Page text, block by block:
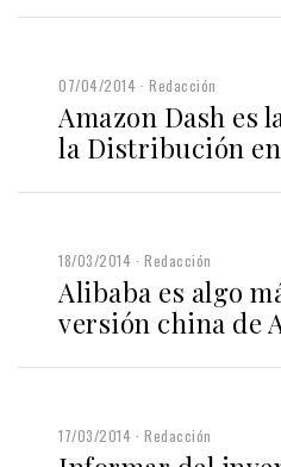
07/04/2014 Redacción
Amazon Dash es
la Distribución
18/03/2014 Redacción
Alibaba es algo
versión china de
17/03/2014 Redacción